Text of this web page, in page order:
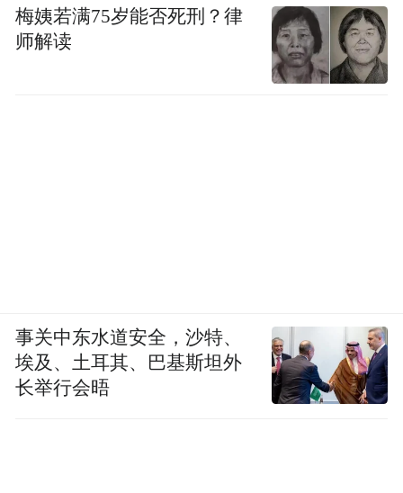
梅姨若满75岁能否死刑？律
师解读
事关中东水道安全，沙特、
埃及、土耳其、巴基斯坦外
长举行会晤